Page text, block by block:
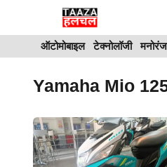
contentऑटोमोबाइल टेक्नोलॉजी
Yamaha Mio